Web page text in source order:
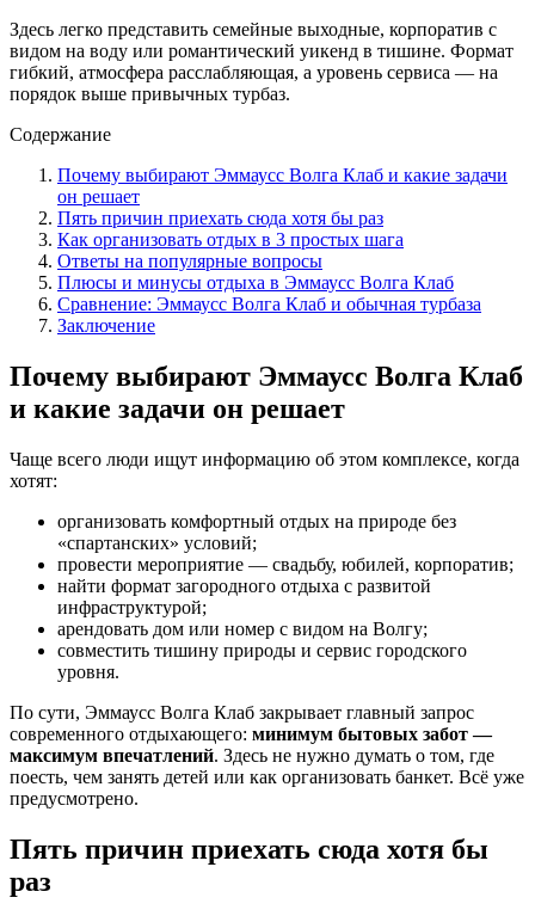
Здесь легко представить семейные выходные, корпоратив с
видом на воду или романтический уикенд в тишине. Формат
гибкий, атмосфера расслабляющая, а уровень сервиса — на
порядок выше привычных турбаз.
Содержание
Почему выбирают Эммаусс Волга Клаб и какие задачи
он решает
Пять причин приехать сюда хотя бы раз
Как организовать отдых в 3 простых шага
Ответы на популярные вопросы
Плюсы и минусы отдыха в Эммаусс Волга Клаб
Сравнение: Эммаусс Волга Клаб и обычная турбаза
Заключение
Почему выбирают Эммаусс Волга Клаб
и какие задачи он решает
Чаще всего люди ищут информацию об этом комплексе, когда
хотят:
организовать комфортный отдых на природе без
«спартанских» условий;
провести мероприятие — свадьбу, юбилей, корпоратив;
найти формат загородного отдыха с развитой
инфраструктурой;
арендовать дом или номер с видом на Волгу;
совместить тишину природы и сервис городского
уровня.
По сути, Эммаусс Волга Клаб закрывает главный запрос
современного отдыхающего: минимум бытовых забот —
максимум впечатлений. Здесь не нужно думать о том, где
поесть, чем занять детей или как организовать банкет. Всё уже
предусмотрено.
Пять причин приехать сюда хотя бы
раз